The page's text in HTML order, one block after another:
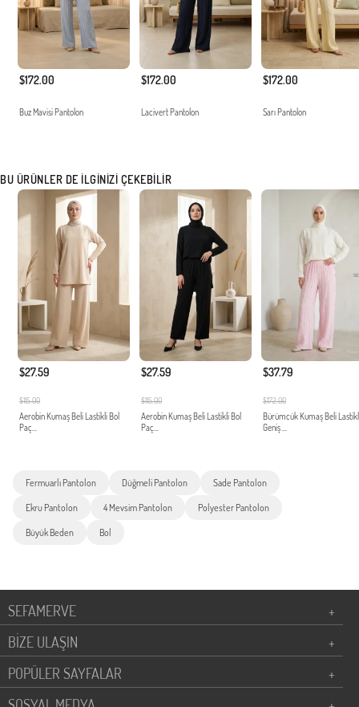
$172.00
Buz Mavisi Pantolon
$172.00
Lacivert Pantolon
$172.00
Sarı Pantolon
BU ÜRÜNLER DE İLGINIZI ÇEKEBILIR
$27.59
$115.00
Aerobin Kumaş Beli Lastikli Bol
Paç...
$27.59
$115.00
Aerobin Kumaş Beli Lastikli Bol
Paç...
$37.79
$172.00
Bürümcük Kumaş Beli
Geniş ...
Fermuarlı Pantolon Düğmeli Pantolon Sade Pantolon
Ekru Pantolon 4 Mevsim Pantolon Polyester Pantolon
Büyük Beden Bol
SEFAMERVE
+
BİZE ULAŞIN
+
POPÜLER SAYFALAR
+